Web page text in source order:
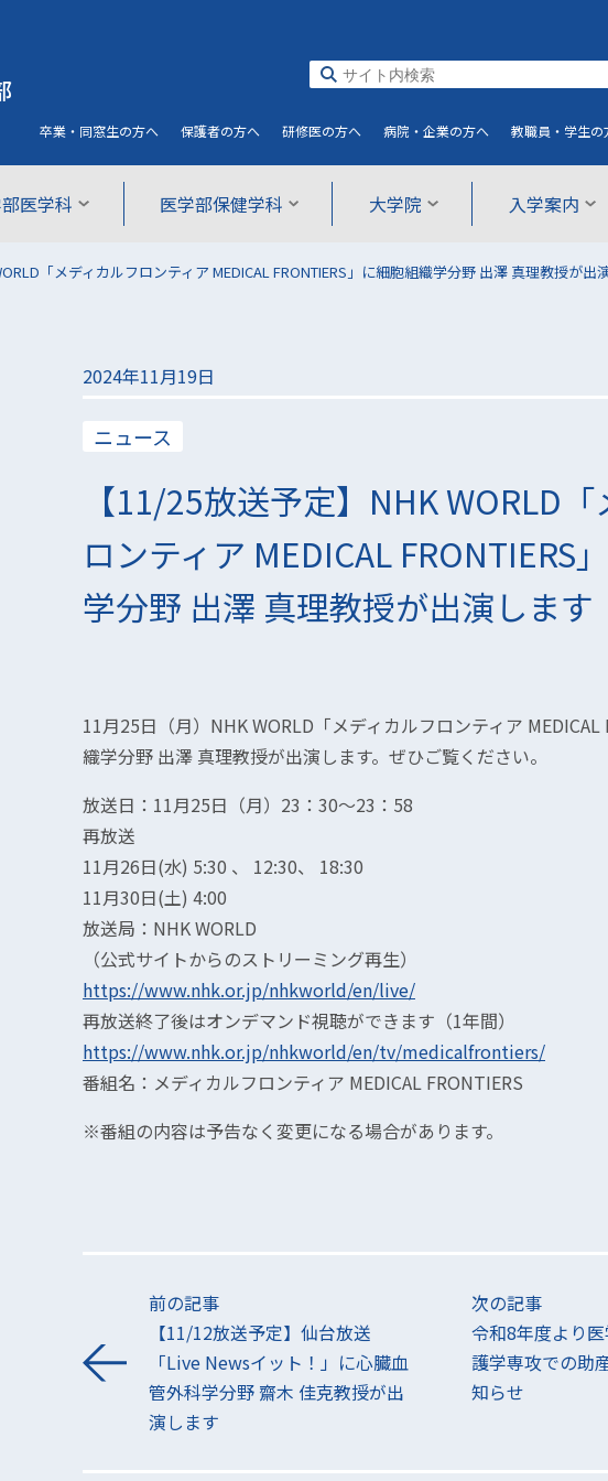
医学科 医学部保健学科 大学院 入学案内
卒業・同窓生の方へ 保護者の方へ 研修医の方へ 病院・企業の方へ 教職員・学生の
「メディカルフロンティア MEDICAL FRONTIERS」に細胞組織学分野 出澤 真理教授が出
2024年11月19日
ニュース
【11/25放送予定】NHK WORLD
ロンティア MEDICAL FRONTIERS
学分野 出澤 真理教授が出演します
11月25日（月）NHK WORLD「メディカルフロンティア MEDICAL
織学分野 出澤 真理教授が出演します。ぜひご覧ください。
放送日：11月25日（月）23：30〜23：58
再放送
11月26日(水) 5:30 、 12:30、 18:30
11月30日(土) 4:00
放送局：NHK WORLD
（公式サイトからのストリーミング再生）
https://www.nhk.or.jp/nhkworld/en/live/
再放送終了後はオンデマンド視聴ができます（1年間）
https://www.nhk.or.jp/nhkworld/en/tv/medicalfrontiers/
番組名：メディカルフロンティア MEDICAL FRONTIERS
※番組の内容は予告なく変更になる場合があります。
前の記事
【11/12放送予定】仙台放送
「Live Newsイット！」に心臓血
管外科学分野 齋木 佳克教授が出
演します
次の記事
令和8年度より
護学専攻での助
知らせ